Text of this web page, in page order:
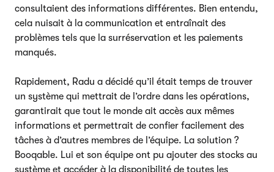
consultaient des informations différentes. Bien entendu,
cela nuisait à la communication et entraînait des
problèmes tels que la surréservation et les paiements
manqués.
Rapidement, Radu a décidé qu’il était temps de trouver
un système qui mettrait de l’ordre dans les opérations,
garantirait que tout le monde ait accès aux mêmes
informations et permettrait de confier facilement des
tâches à d’autres membres de l’équipe. La solution ?
Booqable. Lui et son équipe ont pu ajouter des stocks au
système et accéder à la disponibilité de toutes les